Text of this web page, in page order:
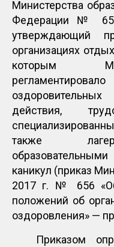
Министерства
Федерации №
утверждающий
организациях
которым
оздоровительных
действия,
также
каникул (приказ
2017 г. № 656
положений об
оздоровления» —
Приказом